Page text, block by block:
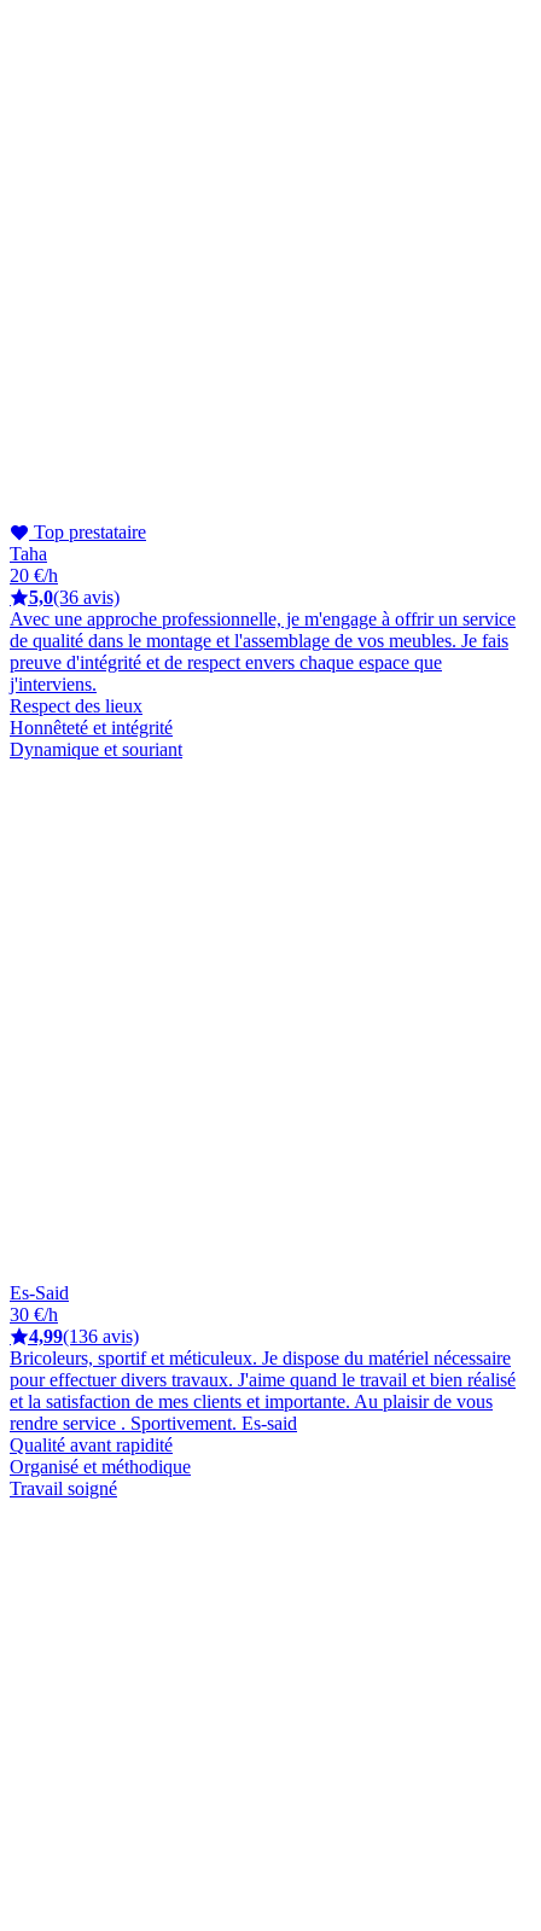
Top prestataire
Taha
20 €/h
5,0(36 avis)
Avec une approche professionnelle, je m'engage à offrir un service
de qualité dans le montage et l'assemblage de vos meubles. Je fais
preuve d'intégrité et de respect envers chaque espace que
j'interviens.
Respect des lieux
Honnêteté et intégrité
Dynamique et souriant
Es-Said
30 €/h
4,99(136 avis)
Bricoleurs, sportif et méticuleux. Je dispose du matériel nécessaire
pour effectuer divers travaux. J'aime quand le travail et bien réalisé
et la satisfaction de mes clients et importante. Au plaisir de vous
rendre service . Sportivement. Es-said
Qualité avant rapidité
Organisé et méthodique
Travail soigné